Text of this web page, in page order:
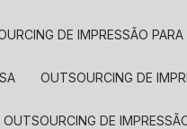
DE IMPRESSÃO
OUTSOURCING DE
OUTSOURCING DE